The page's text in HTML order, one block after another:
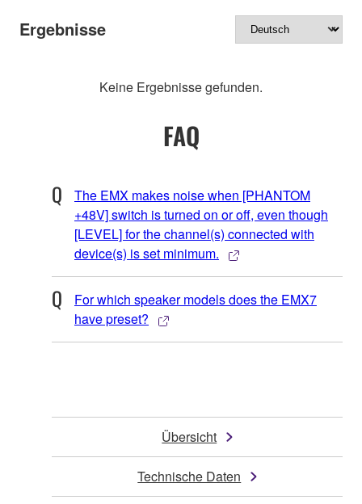
Ergebnisse
Keine Ergebnisse gefunden.
FAQ
The EMX makes noise when [PHANTOM
+48V] switch is turned on or off, even though
[LEVEL] for the channel(s) connected with
device(s) is set minimum.
For which speaker models does the EMX7
have preset?
Übersicht
Technische Daten